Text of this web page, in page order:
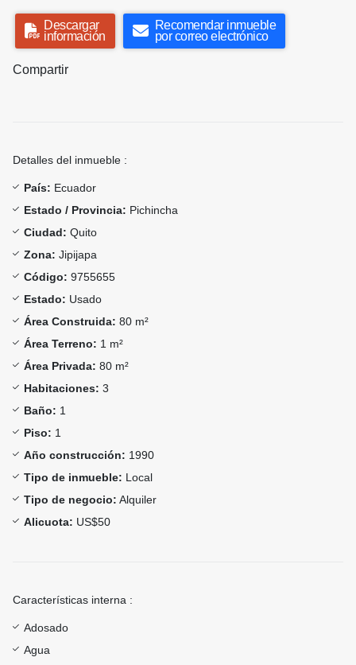
Descargar
información
Recomendar inmueble
por correo electrónico
Compartir
Detalles del inmueble :
País: Ecuador
Estado / Provincia: Pichincha
Ciudad: Quito
Zona: Jipijapa
Código: 9755655
Estado: Usado
Área Construida: 80 m²
Área Terreno: 1 m²
Área Privada: 80 m²
Habitaciones: 3
Baño: 1
Piso: 1
Año construcción: 1990
Tipo de inmueble: Local
Tipo de negocio: Alquiler
Alicuota: US$50
Características interna :
Adosado
Agua